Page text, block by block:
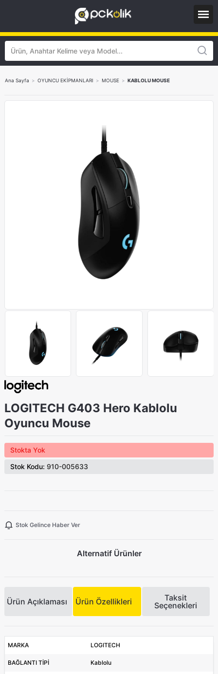
Ana Sayfa > OYUNCU EKİPMANLARI > MOUSE > KABLOLU MOUSE
LOGITECH G403 Hero Kablolu
Oyuncu Mouse
Stokta Yok
Stok Kodu: 910-005633
Stok Gelince Haber Ver
Alternatif Ürünler
Ürün Açıklaması Ürün Özellikleri
Taksit
Seçenekleri
MARKA LOGITECH
BAĞLANTI TİPİ Kablolu